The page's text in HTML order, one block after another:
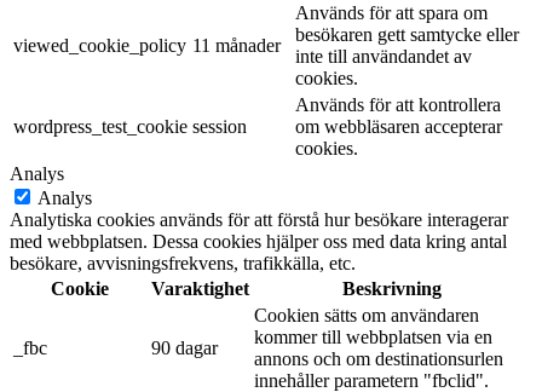
viewed_cookie_policy 11 månader
Används för att spara om
besökaren gett samtycke eller
inte till användandet av
cookies.
wordpress_test_cookie session
Används för att kontrollera
om webbläsaren accepterar
cookies.
Analys
Analys
Analytiska cookies används för att förstå hur besökare interagerar
med webbplatsen. Dessa cookies hjälper oss med data kring antal
besökare, avvisningsfrekvens, trafikkälla, etc.
Cookie
Varaktighet Beskrivning
_fbc 90 dagar
Cookien sätts om användaren
kommer till webbplatsen via en
annons och om destinationsurlen
innehåller parametern "fbclid".